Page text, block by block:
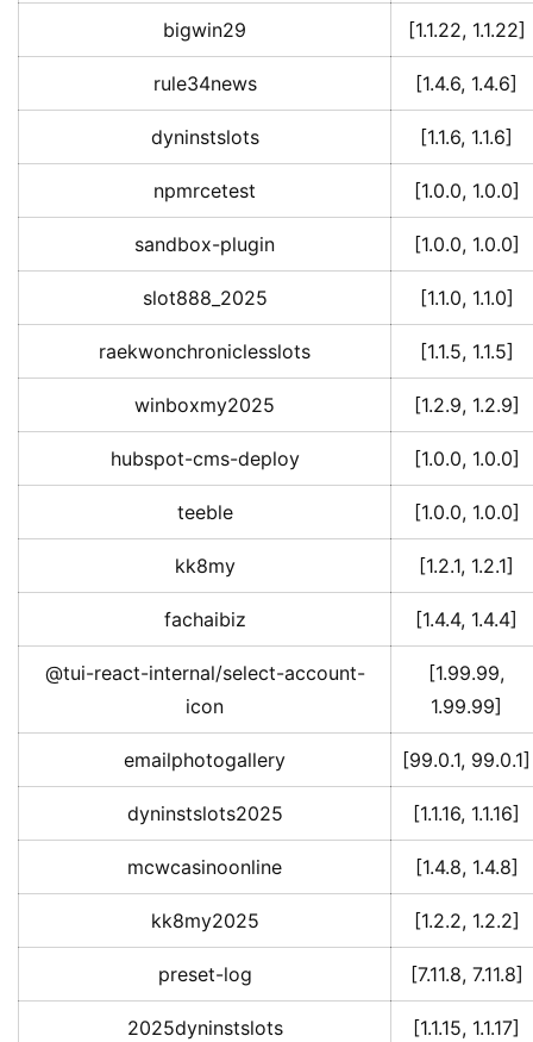
bigwin29 [1.1.22, 1.1.22]
rule34news [1.4.6, 1.4.6]
dyninstslots [1.1.6, 1.1.6]
npmrcetest [1.0.0, 1.0.0]
sandbox-plugin [1.0.0, 1.0.0]
slot888_2025 [1.1.0, 1.1.0]
raekwonchroniclesslots [1.1.5, 1.1.5]
winboxmy2025 [1.2.9, 1.2.9]
hubspot-cms-deploy [1.0.0, 1.0.0]
teeble [1.0.0, 1.0.0]
kk8my [1.2.1, 1.2.1]
fachaibiz [1.4.4, 1.4.4]
@tui-react-internal/select-account-
icon
[1.99.99,
1.99.99]
emailphotogallery [99.0.1, 99.0.1]
dyninstslots2025 [1.1.16, 1.1.16]
mcwcasinoonline [1.4.8, 1.4.8]
kk8my2025 [1.2.2, 1.2.2]
preset-log [7.11.8, 7.11.8]
2025dyninstslots [1.1.15, 1.1.17]